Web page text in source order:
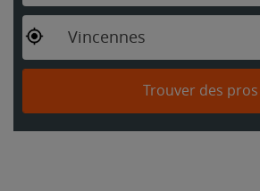
Vincennes
Trouver des pros